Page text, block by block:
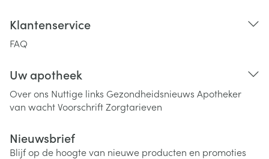
Klantenservice
FAQ
Uw apotheek
Over ons Nuttige links Gezondheidsnieuws Apotheker
van wachtVoorschriftZorgtarieven
Nieuwsbrief
Blijf op de hoogte van nieuwe producten en promoties